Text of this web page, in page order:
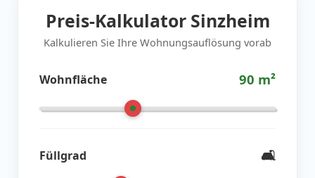
Preis-Kalkulator Sinzheim
Kalkulieren Sie Ihre Wohnungsauflösung vorab
Wohnfläche 90 m²
Füllgrad 🛋️